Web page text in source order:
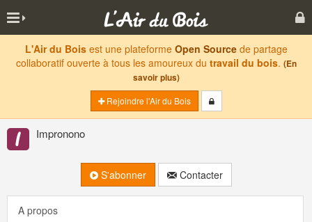
L'Air du Boisest une plateforme Open Sourcede partage
collaboratif ouverte à tous les amoureux du travail du bois. (En
savoir plus)
Rejoindre l'Air du Bois
Impronono
S'abonner Contacter
A propos